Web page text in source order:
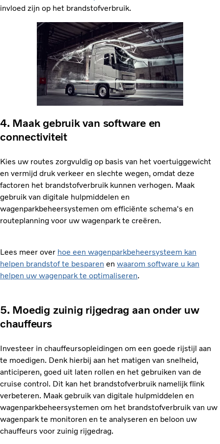
invloed zijn op het brandstofverbruik.
4. Maak gebruik van software en
connectiviteit
Kies uw routes zorgvuldig op basis van het voertuiggewicht
en vermijd druk verkeer en slechte wegen, omdat deze
factoren het brandstofverbruik kunnen verhogen. Maak
gebruik van digitale hulpmiddelen en
wagenparkbeheersystemen om efficiënte schema's en
routeplanning voor uw wagenpark te creëren.
Lees meer over hoe een wagenparkbeheersysteem kan
helpen brandstof te besparen en waarom software u kan
helpen uw wagenpark te optimaliseren.
5. Moedig zuinig rijgedrag aan onder uw
chauffeurs
Investeer in chauffeursopleidingen om een goede rijstijl aan
te moedigen. Denk hierbij aan het matigen van snelheid,
anticiperen, goed uit laten rollen en het gebruiken van de
cruise control. Dit kan het brandstofverbruik namelijk flink
verbeteren. Maak gebruik van digitale hulpmiddelen en
wagenparkbeheersystemen om het brandstofverbruik van uw
wagenpark te monitoren en te analyseren en beloon uw
chauffeurs voor zuinig rijgedrag.